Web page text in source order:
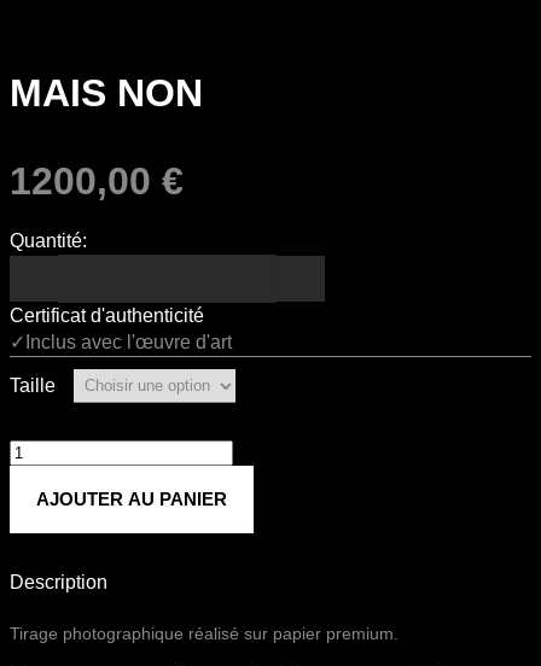
MAIS NON
1200,00 €
Quantité:
Certificat d'authenticité
✓Inclus avec l'œuvre d'art
Taille
quantité
MAIS
NON
AJOUTER AU PANIER
Description
Tirage photographique réalisé sur papier premium.